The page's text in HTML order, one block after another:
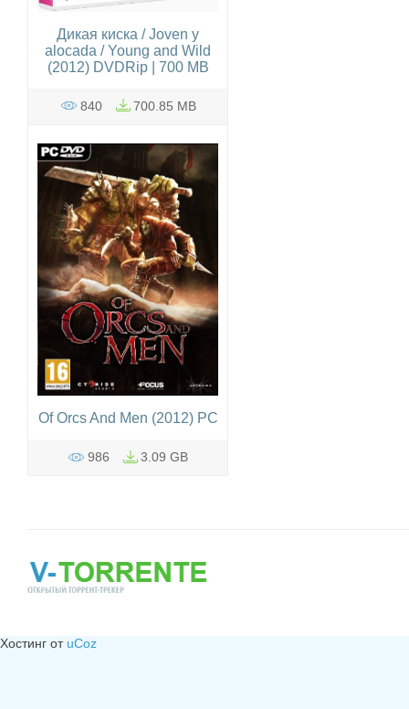
Дикая киска / Joven y
alocada / Young and Wild
(2012) DVDRip | 700 MB
840 700.85 MB
Of Orcs And Men (2012) PC
986 3.09 GB
Хостинг от uCoz